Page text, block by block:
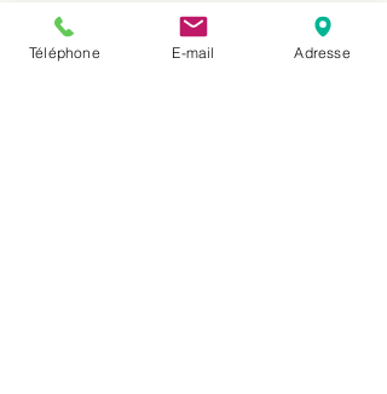
#HypnosePourLeCorpsEtEsprit
#SantéHolistique
Téléphone E-mail Adresse